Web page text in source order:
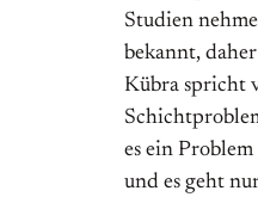
Studien
bekannt,
Kübra spricht
es ein
und es geht